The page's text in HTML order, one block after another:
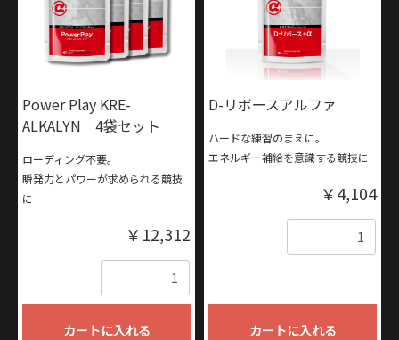
Power Play KRE-
ALKALYN 4袋セット
ローディング不要。
瞬発力とパワーが求められる競技
に
￥12,312
カートに入れる
D-リボースアルファ
ハードな練習のまえに。
エネルギー補給を意識する競技に
￥4,104
カートに入れる